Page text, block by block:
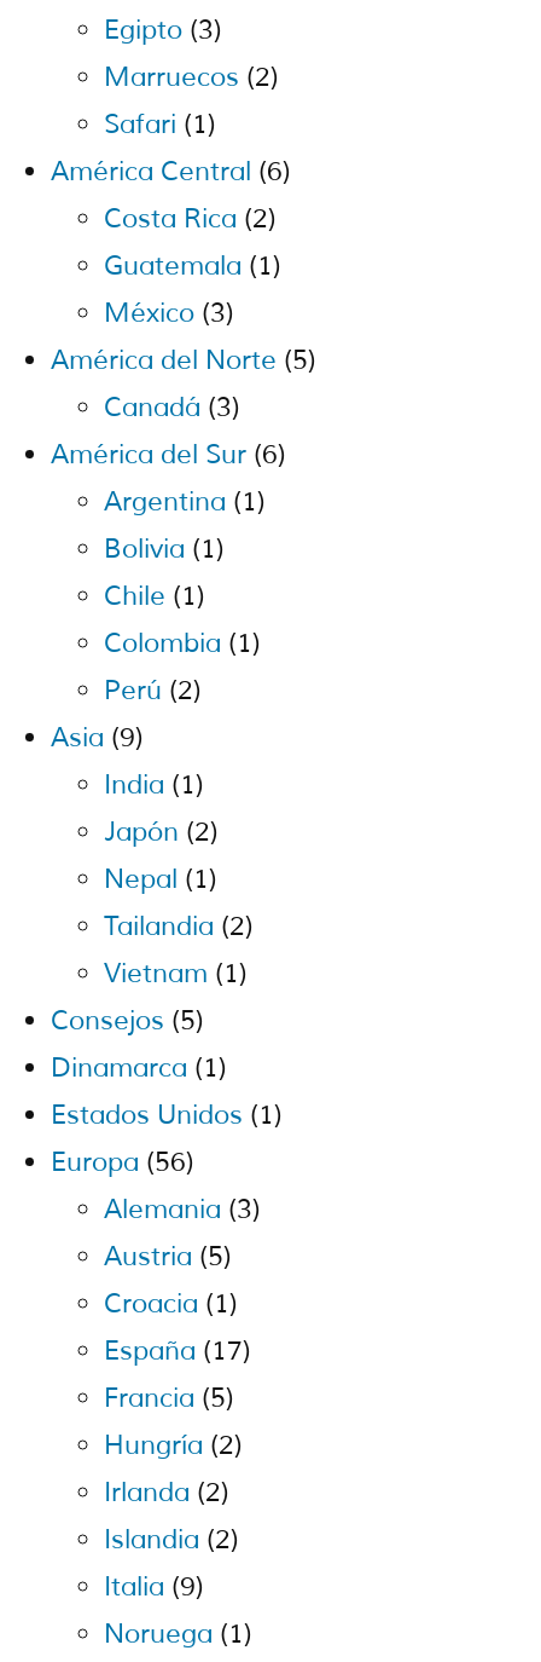
Egipto (3)
Marruecos (2)
Safari (1)
América Central (6)
Costa Rica (2)
Guatemala (1)
México (3)
América del Norte (5)
Canadá (3)
América del Sur (6)
Argentina (1)
Bolivia (1)
Chile (1)
Colombia (1)
Perú (2)
Asia (9)
India (1)
Japón (2)
Nepal (1)
Tailandia (2)
Vietnam (1)
Consejos (5)
Dinamarca (1)
Estados Unidos (1)
Europa (56)
Alemania (3)
Austria (5)
Croacia (1)
España (17)
Francia (5)
Hungría (2)
Irlanda (2)
Islandia (2)
Italia (9)
Noruega (1)